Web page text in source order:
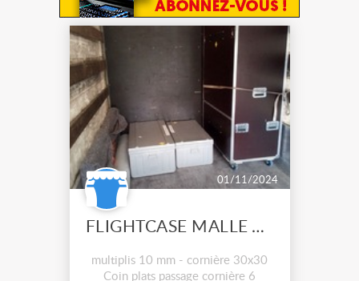
01/11/2024
FLIGHTCASE MALLE A COSTUMES 1120X620X1910
multiplis 10 mm - cornière 30x30
Coin plats passage cornière 6